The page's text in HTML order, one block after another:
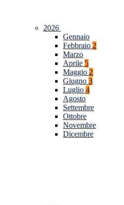
2026
Gennaio
Febbraio 2
Marzo
Aprile 5
Maggio 2
Giugno 3
Luglio 4
Agosto
Settembre
Ottobre
Novembre
Dicembre